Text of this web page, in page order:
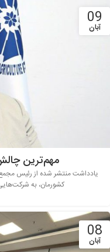
09
آبان
مهم‌ترین
یادداشت منتشر شده از رئیس
کشورمان، به
08
آبان